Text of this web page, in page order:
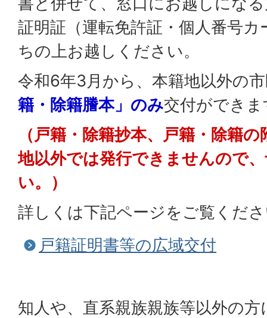
証明証（運転免許証・個人番号
ちの上お越しください。
令和6年3月から、本籍地以外の
籍・除籍謄本」のみ交付ができま
（戸籍・除籍抄本、戸籍・除籍
地以外では発行できませんので
い。）
詳しくは下記ページをご覧くだ
戸籍証明書等の広域交付
知人や、直系親族親族等以外の